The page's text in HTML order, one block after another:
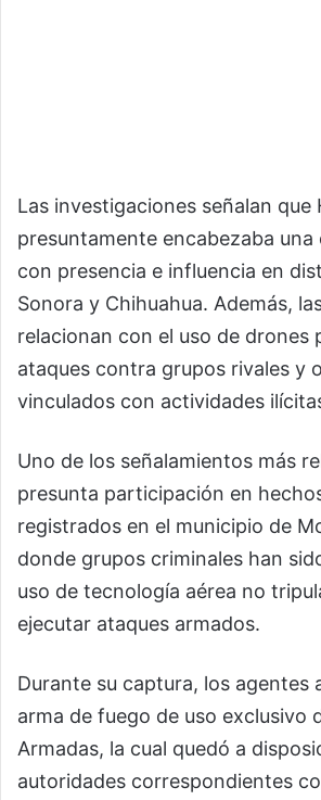
Las investigaciones señalan que
presuntamente encabezaba una
con presencia e influencia en
Sonora y Chihuahua. Además,
relacionan con el uso de drones
ataques contra grupos rivales y
vinculados con actividades
Uno de los señalamientos más
presunta participación en
registrados en el municipio de
donde grupos criminales han
uso de tecnología aérea no
ejecutar ataques armados.
Durante su captura, los agentes
arma de fuego de uso exclusivo
Armadas, la cual quedó a
autoridades correspondientes